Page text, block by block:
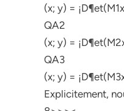
(x; y) =
QA2
(x; y) =
QA3
(x; y) =
Explicitement,